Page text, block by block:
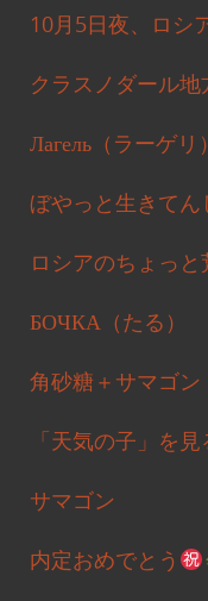
10月5日夜、ロシ
クラスノダール地
Лагель（ラーゲリ
ぼやっと生きてん
ロシアのちょっ
БОЧКА（たる）
角砂糖＋サマゴン
「天気の子」を見
サマゴン
内定おめでとう